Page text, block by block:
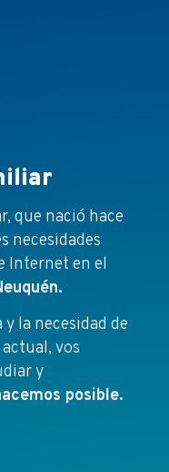
que nació hace
necesidades
Internet en el
la necesidad de
vos
y
posible.